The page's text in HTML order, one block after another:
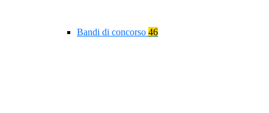
Bandi di concorso 46